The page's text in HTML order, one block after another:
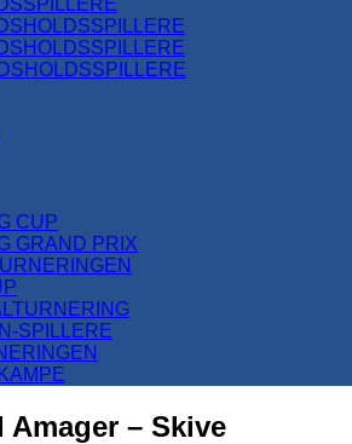
CUP
GRAND PRIX
SPILLERE
Amager – Skive